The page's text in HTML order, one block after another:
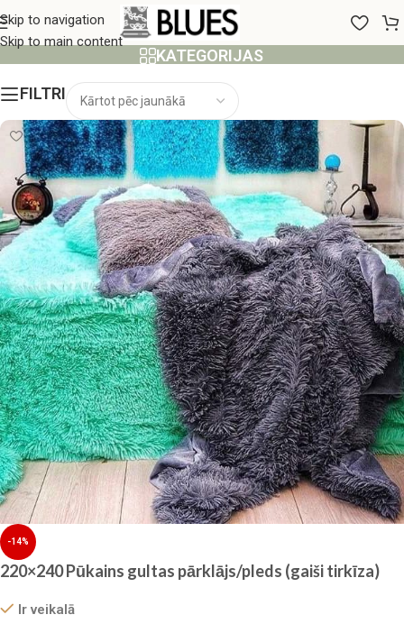
Skip to navigation
Skip to main content220x240 cm
KATEGORIJAS
FILTRI
-14%
220×240 Pūkains gultas pārklājs/pleds (gaiši tirkīza)
Ir veikalā